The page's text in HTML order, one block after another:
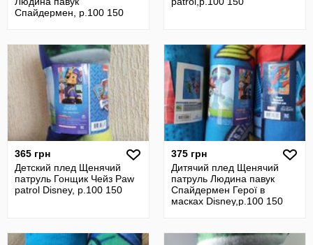
Спайдермен, р.100 150
365 грн
Детский плед Щенячий
патруль Гонщик Чейз Paw
patrol Disney, р.100 150
375 грн
Дитячий плед Щенячий
патруль Людина павук
Спайдермен Герої в
масках Disney,р.100 150